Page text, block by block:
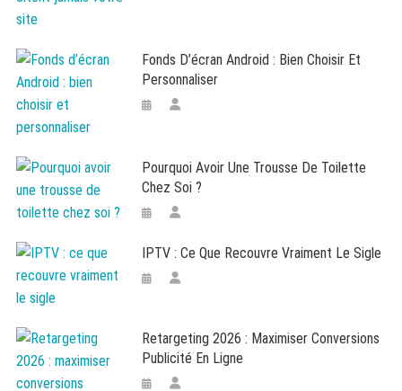
Fonds D’écran Android : Bien Choisir Et
Personnaliser
Pourquoi Avoir Une Trousse De Toilette
Chez Soi ?
IPTV : Ce Que Recouvre Vraiment Le Sigle
Retargeting 2026 : Maximiser Conversions
Publicité En Ligne